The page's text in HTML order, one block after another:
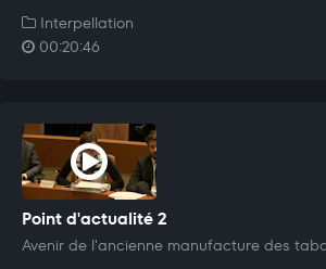
Interpellation
00:20:46
Point d'actualité 2
Avenir de l'ancienne manufacture des